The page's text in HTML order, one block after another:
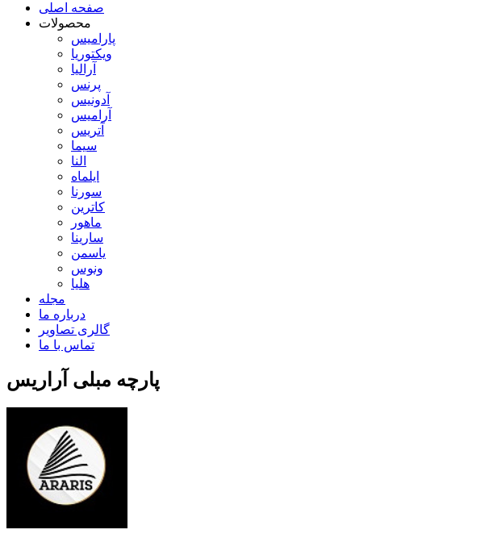
صفحه اصلی
محصولات
پارامیس
ویکتوریا
آرالیا
پرنس
آدونیس
آرامیس
آتریس
سيما
النا
ایلماه
سورنا
کاترین
ماهور
سارینا
یاسمن
ونوس
هلیا
مجله
درباره ما
گالری تصاویر
تماس با ما
پارچه مبلی آراریس